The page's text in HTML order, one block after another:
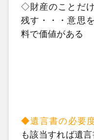
◇財産のことだ
残す・・・意思
料で価値がある
◆遺言書の必要
も該当すれば遺